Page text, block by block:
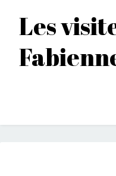
contenu
principal
Les